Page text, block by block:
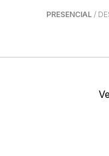
PRESENCIAL/